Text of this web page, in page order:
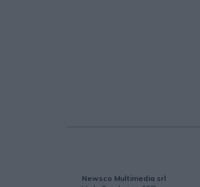
Newsco Multimedia srl